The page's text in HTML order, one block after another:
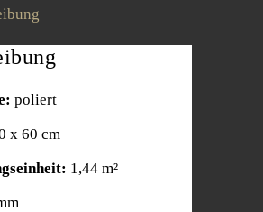
poliert
x 60 cm
1,44 m²